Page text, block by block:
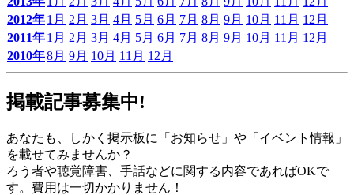
2012年1月 2月 3月 4月 5月 6月 7月 8月 9月 10月 11月 12月
2011年1月 2月 3月 4月 5月 6月 7月 8月 9月 10月 11月 12月
2010年8月 9月 10月 11月 12月
掲載記事募集中!
あなたも、しかく掲示板に「お知らせ」や「イベント情報」
を載せてみませんか？
ろう者や聴覚障害、手話などに関する内容であればOKで
す。費用は一切かかりません！